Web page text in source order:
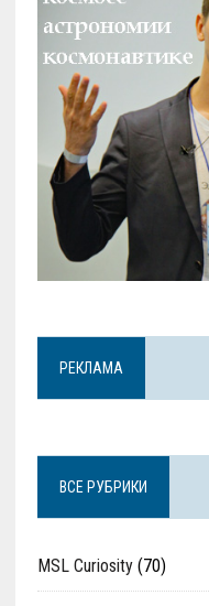
РЕКЛАМА
ВСЕ РУБРИКИ
MSL Curiosity(70)